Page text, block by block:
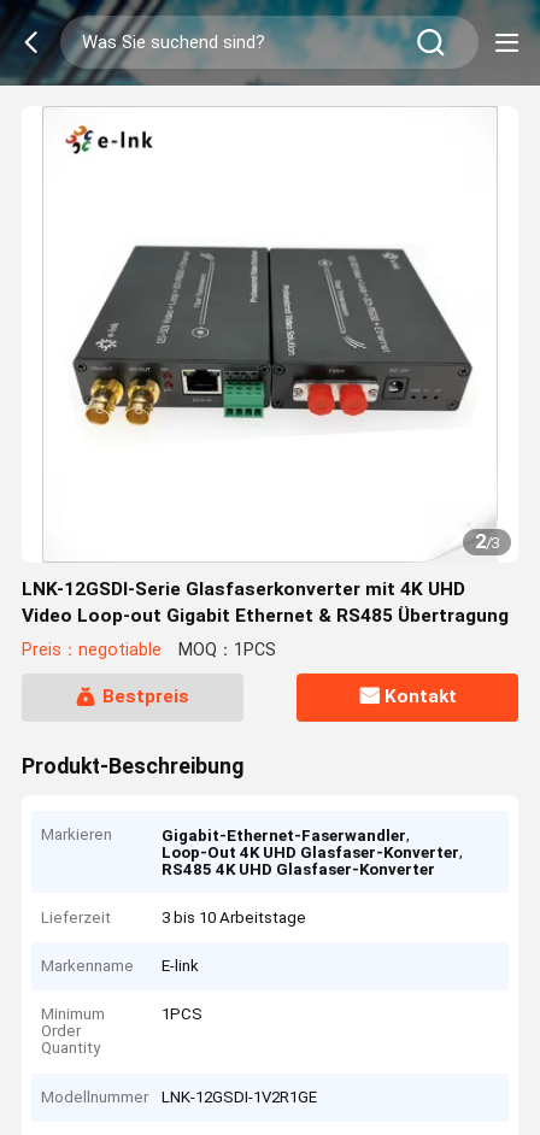
2/3
LNK-12GSDI-Serie Glasfaserkonverter mit 4K UHD
Video Loop-out Gigabit Ethernet & RS485 Übertragung
Preis：negotiable MOQ：1PCS
Bestpreis Kontakt
Produkt-Beschreibung
Markieren Gigabit-Ethernet-Faserwandler,
Loop-Out 4K UHD Glasfaser-Konverter,
RS485 4K UHD Glasfaser-Konverter
Lieferzeit 3 bis 10 Arbeitstage
Markenname E-link
Minimum
Order
Quantity
1PCS
Modellnummer LNK-12GSDI-1V2R1GE